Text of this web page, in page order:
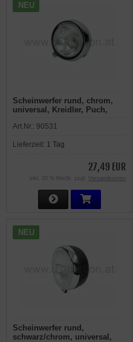
NEU
Scheinwerfer rund, chrom,
universal, Kreidler, Puch,
Art.Nr.: 90531
Lieferzeit: 1 Tag
27,49 EUR
inkl. 20 % MwSt. zzgl. Versandkosten
NEU
Scheinwerfer rund,
schwarz/chrom, universal,